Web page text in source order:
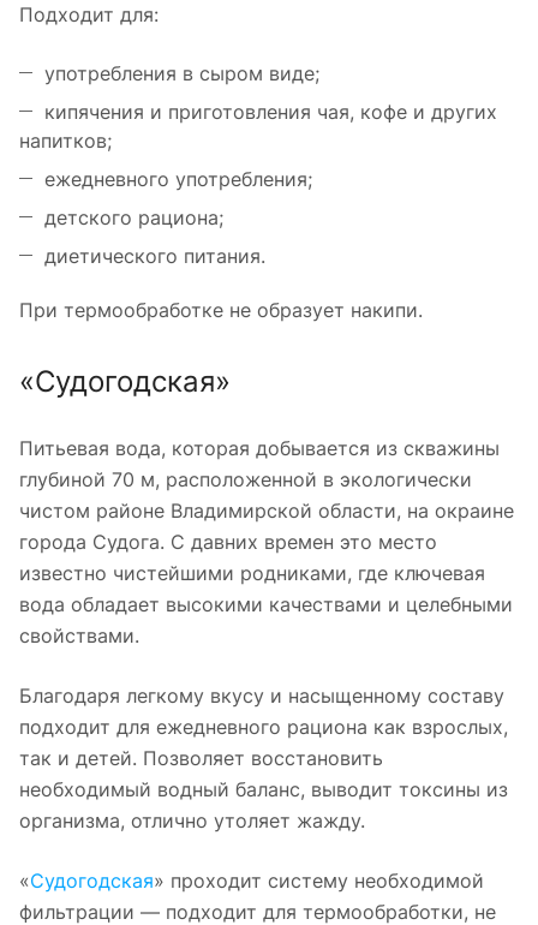
Подходит для:
употребления в сыром виде;
кипячения и приготовления чая, кофе и других
напитков;
ежедневного употребления;
детского рациона;
диетического питания.
При термообработке не образует накипи.
«Судогодская»
Питьевая вода, которая добывается из скважины
глубиной 70 м, расположенной в экологически
чистом районе Владимирской области, на окраине
города Судога. С давних времен это место
известно чистейшими родниками, где ключевая
вода обладает высокими качествами и целебными
свойствами.
Благодаря легкому вкусу и насыщенному составу
подходит для ежедневного рациона как взрослых,
так и детей. Позволяет восстановить
необходимый водный баланс, выводит токсины из
организма, отлично утоляет жажду.
«Судогодская» проходит систему необходимой
фильтрации — подходит для термообработки, не